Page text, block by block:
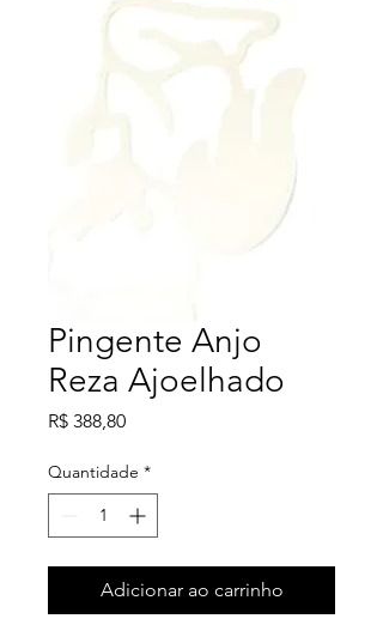
Pingente Anjo
Reza Ajoelhado
R$ 388,80Preço
Quantidade *
Adicionar ao carrinho